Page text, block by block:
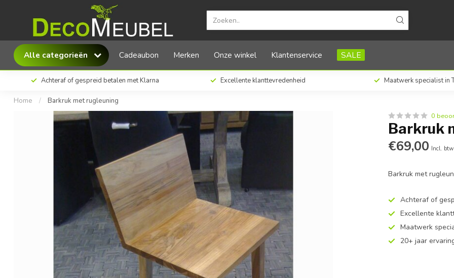
Alle categorieën Cadeaubon Merken Onze winkel Klantenservice SALE
Achteraf of gespreid betalen met Klarna Excellente klanttevredenheid Maatwerk specialist in
Home / Barkruk met rugleuning
Barkruk met rugleuning
0
Barkruk
€69,00 Incl. btw
Barkruk met
Achteraf of
Excellente
Maatwerk
20+ jaar